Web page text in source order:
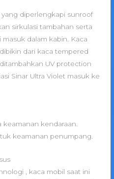
diperlengkapi sunroof
sirkulasi tambahan serta
dalam kabin. Kaca
dari kaca tempered
UV protection
Sinar Ultra Violet masuk ke
kendaraan.
keamanan penumpang.
, kaca mobil saat ini